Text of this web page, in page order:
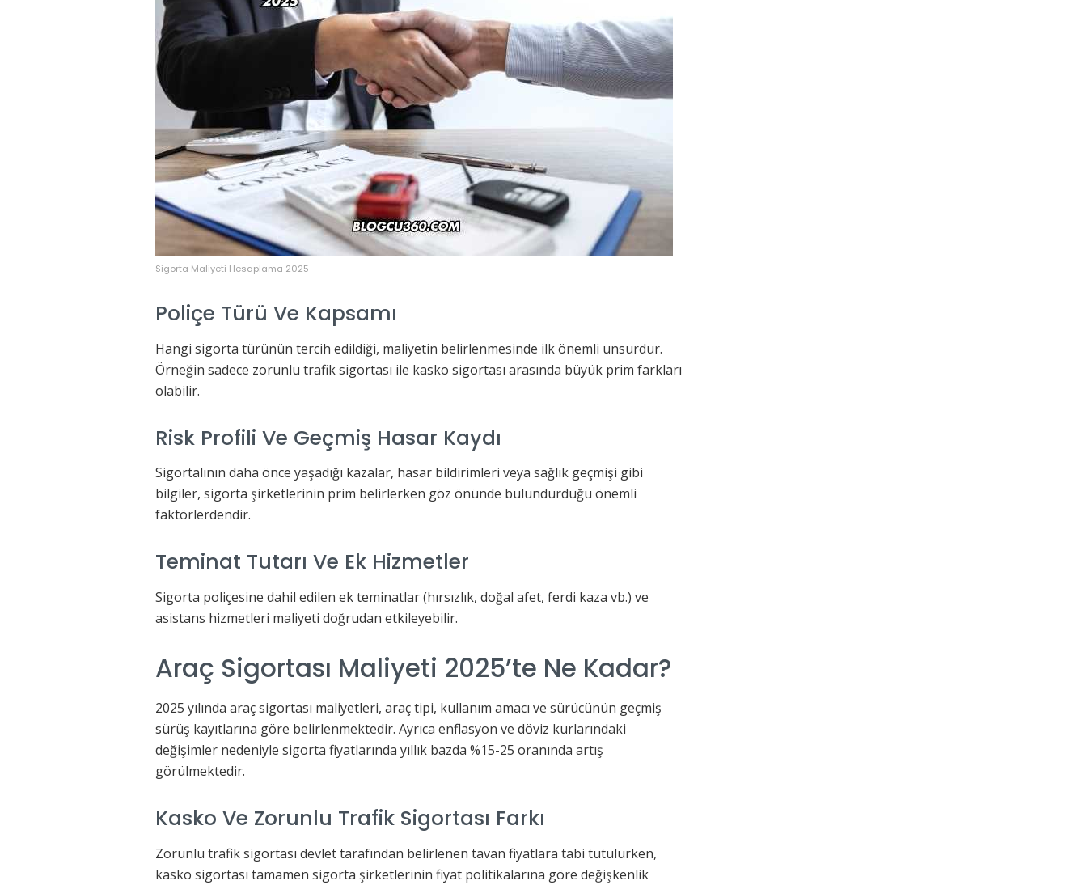
Sigorta Maliyeti Hesaplama 2025
Poliçe Türü Ve Kapsamı
Hangi sigorta türünün tercih edildiği, maliyetin belirlenmesinde ilk önemli unsurdur.
Örneğin sadece zorunlu trafik sigortası ile kasko sigortası arasında büyük prim farkları
olabilir.
Risk Profili Ve Geçmiş Hasar Kaydı
Sigortalının daha önce yaşadığı kazalar, hasar bildirimleri veya sağlık geçmişi gibi
bilgiler, sigorta şirketlerinin prim belirlerken göz önünde bulundurduğu önemli
faktörlerdendir.
Teminat Tutarı Ve Ek Hizmetler
Sigorta poliçesine dahil edilen ek teminatlar (hırsızlık, doğal afet, ferdi kaza vb.) ve
asistans hizmetleri maliyeti doğrudan etkileyebilir.
Araç Sigortası Maliyeti 2025’te Ne Kadar?
2025 yılında araç sigortası maliyetleri, araç tipi, kullanım amacı ve sürücünün geçmiş
sürüş kayıtlarına göre belirlenmektedir. Ayrıca enflasyon ve döviz kurlarındaki
değişimler nedeniyle sigorta fiyatlarında yıllık bazda %15-25 oranında artış
görülmektedir.
Kasko Ve Zorunlu Trafik Sigortası Farkı
Zorunlu trafik sigortası devlet tarafından belirlenen tavan fiyatlara tabi tutulurken,
kasko sigortası tamamen sigorta şirketlerinin fiyat politikalarına göre değişkenlik